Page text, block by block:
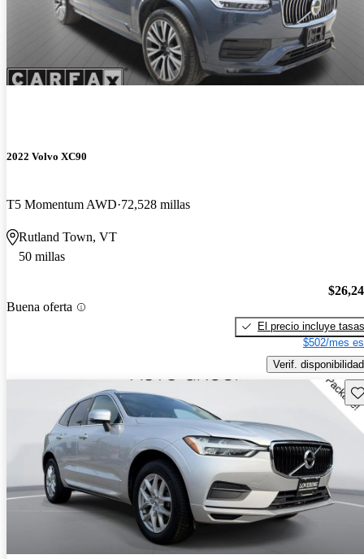
2022 Volvo XC90
T5 Momentum AWD 72,528 millas
Rutland Town, VT
50 millas
Buena oferta
El precio incluye tasas
$502/mes
Verif. disponibilidad